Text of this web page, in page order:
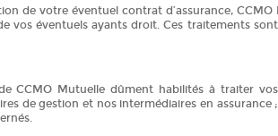
de votre éventuel contrat d’assurance,
vos éventuels ayants droit. Ces traitements
CCMO Mutuelle dûment habilités à traiter
de gestion et nos intermédiaires en assurance